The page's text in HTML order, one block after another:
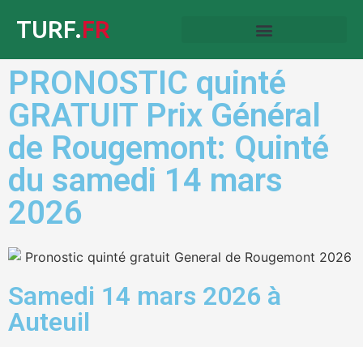
TURF.FR
PRONOSTIC quinté
GRATUIT Prix Général
de Rougemont: Quinté
du samedi 14 mars
2026
Samedi 14 mars 2026 à
Auteuil